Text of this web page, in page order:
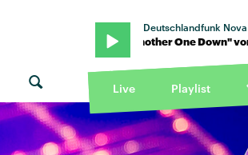
Deutschlandfunk Nova
Cassia · "Another One Down" von Cassia ·
Live Playlist